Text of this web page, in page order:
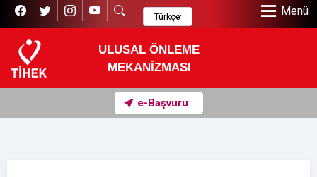
ULUSAL ÖNLEME
MEKANİZMASI
Menü
e-Başvuru